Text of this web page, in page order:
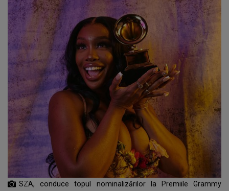
SZA, conduce topul nominalizărilor la Premiile Grammy